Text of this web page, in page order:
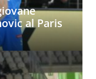
al Paris